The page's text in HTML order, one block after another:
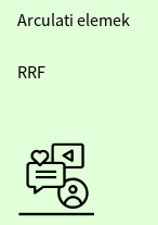
Arculati elemek
RRF